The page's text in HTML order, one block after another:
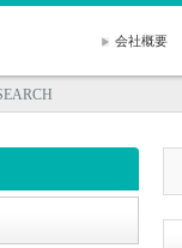
会社概要